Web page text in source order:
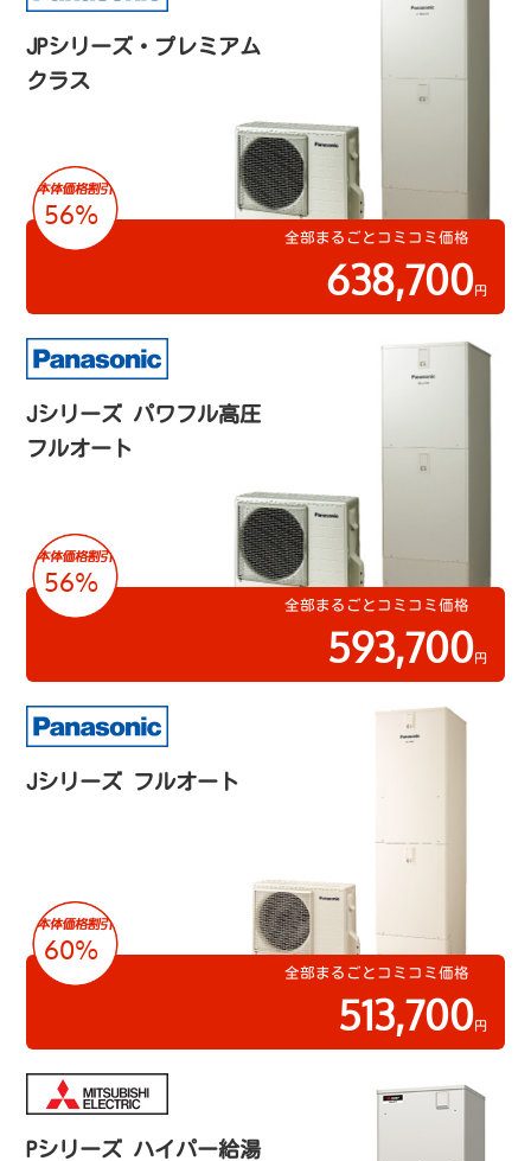
JPシリーズ・プレミアム
クラス
56%
全部まるごとコミコミ価格
638,700円
Jシリーズ パワフル高圧
フルオート
56%
全部まるごとコミコミ価格
593,700円
Jシリーズ フルオート
60%
全部まるごとコミコミ価格
513,700円
Pシリーズ ハイパー給湯